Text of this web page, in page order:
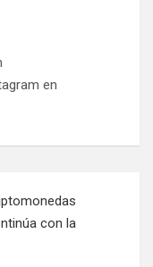
en
con la